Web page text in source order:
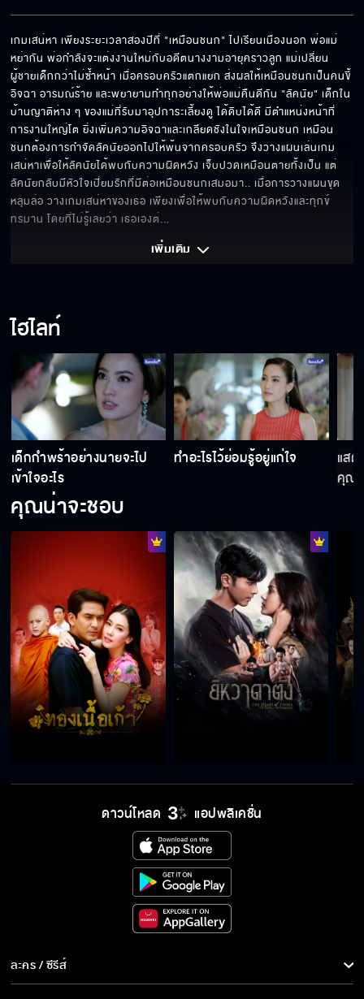
ผมจะรับผิดชอบเอง
ของเก่าไป ของใหม่ก็ต้องมาแทน
พ่อต้องไล่มันออกจากบริษัท
รู้สึกใจสั่นนิดหน่อย
มันก็แค่ละครตบตา
ป้อนข้าวกันถึงปากเลยนะ
เกมเสน่หา
ผู้ชายคนนั้น มันเลือดชั่ว
คุณกำลังเห็นแก่ตัว
เกมเสน่หา เพียงระยะเวลาสองปีที่ "เหมือนชนก" ไปเรียนเมืองนอก พ่อแม่
หย่ากัน พ่อกำลังจะแต่งงานใหม่กับอดีตนางงามอายุคราวลูก แม่เปลี่ยน
ผู้ชายเด็กกว่าไม่ซ้ำหน้า เมื่อครอบครัวแตกแยก ส่งผลให้เหมือนชนกเป็นคนขี้
อิจฉา อารมณ์ร้าย และพยายามทำทุกอย่างให้พ่อแม่คืนดีกัน "ลัคนัย" เด็กใน
บ้านญาติห่าง ๆ ของแม่ที่รับมาอุปการะเลี้ยงดู ได้ดิบได้ดี มีตำแหน่งหน้าที่
การงานใหญ่โต ยิ่งเพิ่มความอิจฉาและเกลียดชังในใจเหมือนชนก เหมือน
ชนกต้องการกำจัดลัคนัยออกไปให้พ้นจากครอบครัว จึงวางแผนเล่นเกม
เสน่หาเพื่อให้ลัคนัยได้พบกับความผิดหวัง เจ็บปวดเหมือนตายทั้งเป็น แต่
ลัคนัยกลับมีหัวใจเปี่ยมรักที่มีต่อเหมือนชนกเสมอมา.. เมื่อการวางแผนขุด
หลุมล่อ วางเกมเสน่หาของเธอ เพียงเพื่อให้พบกับความผิดหวังและทุกข์
ทรมาน โดยที่ไม่รู้เลยว่า เธอเองต่...
เพิ่มเติม
ไฮไลท์
เด็กกำพร้าอย่างนายจะไป
เข้าใจอะไร
ทำอะไรไว้ย่อมรู้อยู่แก่ใจ
แส
คุณ
คุณน่าจะชอบ
ดาวน์โหลด แอปพลิเคชั่น
ละคร / ซีรีส์
ละคร/ซีรีส์